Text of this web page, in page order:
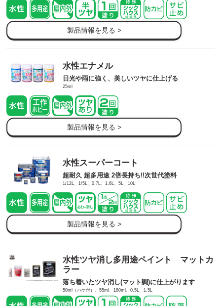
製品情報を見る >
水性エナメル
日光や雨に強く、美しいツヤに仕上げる
25ml
製品情報を見る >
水性スーパーコート
超耐久 超多用途 2倍長持ち!!次世代塗料
1/12L、1/5L、0.7L、1.6L、5L、10L
製品情報を見る >
水性ツヤ消し多用途ペイント マットカ
ラー
落ち着いたツヤ消し(マット調)に仕上がります
50ml（ハケ付）、55ml、180ml、0.5L、1.5L